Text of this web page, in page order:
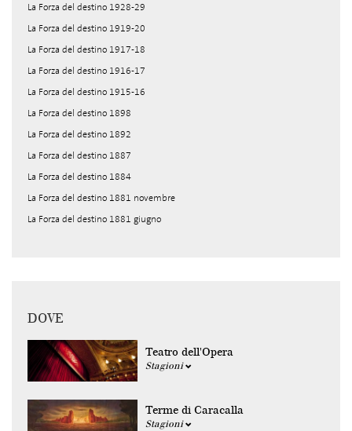
La Forza del destino 1928-29
La Forza del destino 1919-20
La Forza del destino 1917-18
La Forza del destino 1916-17
La Forza del destino 1915-16
La Forza del destino 1898
La Forza del destino 1892
La Forza del destino 1887
La Forza del destino 1884
La Forza del destino 1881 novembre
La Forza del destino 1881 giugno
DOVE
Teatro dell'Opera
Stagioni
Terme di Caracalla
Stagioni